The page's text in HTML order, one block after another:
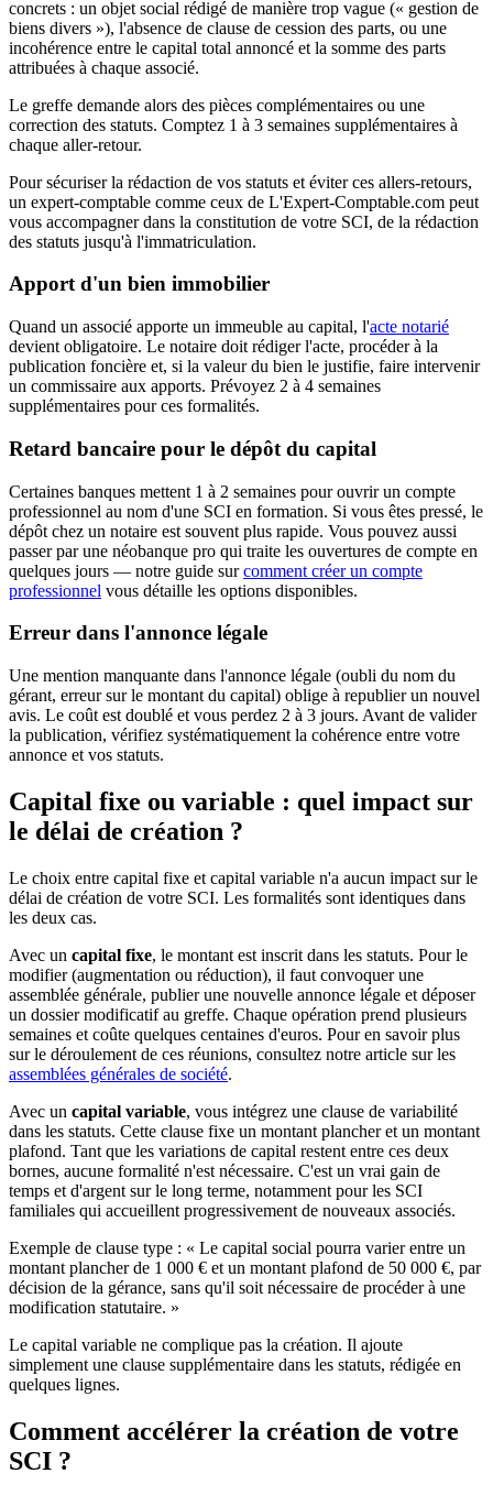
concrets : un objet social rédigé de manière trop vague (« gestion de
biens divers »), l'absence de clause de cession des parts, ou une
incohérence entre le capital total annoncé et la somme des parts
attribuées à chaque associé.
Le greffe demande alors des pièces complémentaires ou une
correction des statuts. Comptez 1 à 3 semaines supplémentaires à
chaque aller-retour.
Pour sécuriser la rédaction de vos statuts et éviter ces allers-retours,
un expert-comptable comme ceux de L'Expert-Comptable.com peut
vous accompagner dans la constitution de votre SCI, de la rédaction
des statuts jusqu'à l'immatriculation.
Apport d'un bien immobilier
Quand un associé apporte un immeuble au capital, l'acte notarié
devient obligatoire. Le notaire doit rédiger l'acte, procéder à la
publication foncière et, si la valeur du bien le justifie, faire intervenir
un commissaire aux apports. Prévoyez 2 à 4 semaines
supplémentaires pour ces formalités.
Retard bancaire pour le dépôt du capital
Certaines banques mettent 1 à 2 semaines pour ouvrir un compte
professionnel au nom d'une SCI en formation. Si vous êtes pressé, le
dépôt chez un notaire est souvent plus rapide. Vous pouvez aussi
passer par une néobanque pro qui traite les ouvertures de compte en
quelques jours — notre guide surcomment créer un compte
professionnel vous détaille les options disponibles.
Erreur dans l'annonce légale
Une mention manquante dans l'annonce légale (oubli du nom du
gérant, erreur sur le montant du capital) oblige à republier un nouvel
avis. Le coût est doublé et vous perdez 2 à 3 jours. Avant de valider
la publication, vérifiez systématiquement la cohérence entre votre
annonce et vos statuts.
Capital fixe ou variable : quel impact sur
le délai de création ?
Le choix entre capital fixe et capital variable n'a aucun impact sur le
délai de création de votre SCI. Les formalités sont identiques dans
les deux cas.
Avec un capital fixe, le montant est inscrit dans les statuts. Pour le
modifier (augmentation ou réduction), il faut convoquer une
assemblée générale, publier une nouvelle annonce légale et déposer
un dossier modificatif au greffe. Chaque opération prend plusieurs
semaines et coûte quelques centaines d'euros. Pour en savoir plus
sur le déroulement de ces réunions, consultez notre article sur les
assemblées générales de société.
Avec un capital variable, vous intégrez une clause de variabilité
dans les statuts. Cette clause fixe un montant plancher et un montant
plafond. Tant que les variations de capital restent entre ces deux
bornes, aucune formalité n'est nécessaire. C'est un vrai gain de
temps et d'argent sur le long terme, notamment pour les SCI
familiales qui accueillent progressivement de nouveaux associés.
Exemple de clause type : « Le capital social pourra varier entre un
montant plancher de 1 000 € et un montant plafond de 50 000 €, par
décision de la gérance, sans qu'il soit nécessaire de procéder à une
modification statutaire. »
Le capital variable ne complique pas la création. Il ajoute
simplement une clause supplémentaire dans les statuts, rédigée en
quelques lignes.
Comment accélérer la création de votre
SCI ?